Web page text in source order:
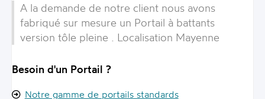
A la demande de notre client nous avons
fabriqué sur mesure un Portail à battants
version tôle pleine . Localisation Mayenne
Besoin d'un Portail ?
Notre gamme de portails standards